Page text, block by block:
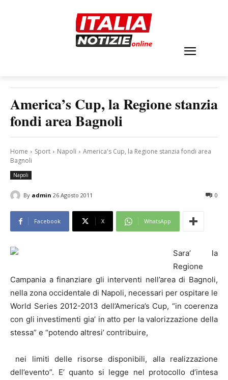
America’s Cup, la Regione stanzia
fondi area Bagnoli
Home Sport Napoli
America's Cup, la Regione stanzia fondi area
Bagnoli
Napoli
By admin 26 Agosto 2011 0
Facebook X WhatsApp
Sara’ la
Regione
Campania a finanziare gli interventi nell’area di Bagnoli,
nella zona occidentale di Napoli, necessari per ospitare le
World Series 2012-2013 dell’America’s Cup, “in coerenza
con gli investimenti gia’ in atto per la valorizzazione della
stessa” e “potendo altresi’ contribuire,
nei limiti delle risorse disponibili, alla realizzazione
dell’evento”. E’ quanto si legge nel protocollo d’intesa